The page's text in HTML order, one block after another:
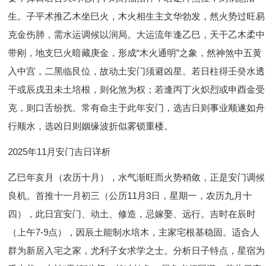
生。子平术推乙木坐巳火，木火相生主文华勃发，然火势过旺易
克金伤肺，需水运调候以润局。大运流年逢乙巳，天干乙木柔中
带刚，地支巳火暗藏庚金，形成“木火通明”之象，然神煞中五黄
入中宫，二黑临艮位，故动土安门须避凶星。若日柱得壬癸水透
干或辰戌丑未土培根，则化煞为权；若逢丙丁火炽烈或申酉金受
克，则口舌纷扰。常有命主于此年安门，选吉日则事业顺遂如舟
行顺水，选凶日则姻缘波折似雾锁重楼。
2025年11月安门吉日详析
乙巳年亥月（农历十月），水气渐旺而火势稍敛，正是安门调候
良机。首推十一月初三（公历11月3日，星期一，农历九月十
四），此日宜安门、动土、修造，忌嫁娶、远行。吉时在辰时
（上午7-9点），因辰土能制水培木，主家宅根基稳固。适合人
群为新居入宅之家，尤利子女求学之士。分析日子特点，星宿为